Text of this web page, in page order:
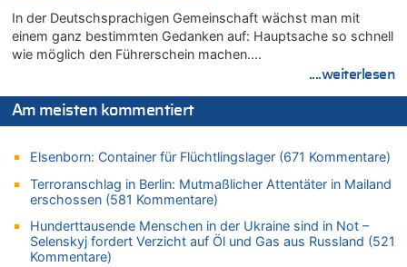
Zweite Hitzewelle in diesem Sommer ist jetzt amtlich
06.08.2026 - 10:18 von Dax zu
Wasserstand des Rheins in NRW so niedrig wie noch nie
Wasserstand des Rheins in NRW so niedrig wie noch nie
Wasserstand des Rheins in NRW so niedrig wie noch nie
06.08.2026 - 10:09 von Dax zu
Zweite Hitzewelle in diesem Sommer ist jetzt amtlich
06.08.2026 - 10:02 von Soso zu
Aachen ab 11. August wieder Mekka des Pferdesports –
Belgien setzt bei Reit-WM auf starke Springreiter
In der Deutschsprachigen Gemeinschaft wächst man mit
einem ganz bestimmten Gedanken auf: Hauptsache so schnell
wie möglich den Führerschein machen….
....weiterlesen
Am meisten kommentiert
Elsenborn: Container für Flüchtlingslager (671 Kommentare)
Terroranschlag in Berlin: Mutmaßlicher Attentäter in Mailand
erschossen (581 Kommentare)
Hunderttausende Menschen in der Ukraine sind in Not –
Selenskyj fordert Verzicht auf Öl und Gas aus Russland (521
Kommentare)